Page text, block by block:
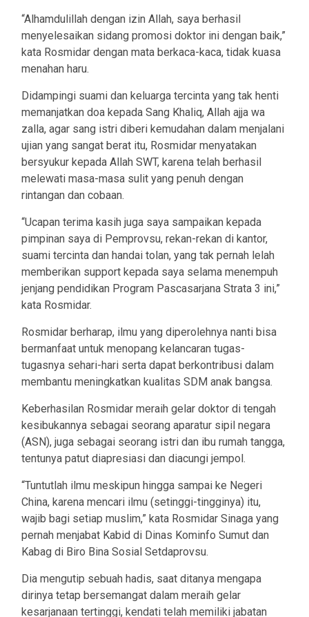
“Alhamdulillah dengan izin Allah, saya berhasil
menyelesaikan sidang promosi doktor ini dengan baik,”
kata Rosmidar dengan mata berkaca-kaca, tidak kuasa
menahan haru.
Didampingi suami dan keluarga tercinta yang tak henti
memanjatkan doa kepada Sang Khaliq, Allah ajja wa
zalla, agar sang istri diberi kemudahan dalam menjalani
ujian yang sangat berat itu, Rosmidar menyatakan
bersyukur kepada Allah SWT, karena telah berhasil
melewati masa-masa sulit yang penuh dengan
rintangan dan cobaan.
“Ucapan terima kasih juga saya sampaikan kepada
pimpinan saya di Pemprovsu, rekan-rekan di kantor,
suami tercinta dan handai tolan, yang tak pernah lelah
memberikan support kepada saya selama menempuh
jenjang pendidikan Program Pascasarjana Strata 3 ini,”
kata Rosmidar.
Rosmidar berharap, ilmu yang diperolehnya nanti bisa
bermanfaat untuk menopang kelancaran tugas-
tugasnya sehari-hari serta dapat berkontribusi dalam
membantu meningkatkan kualitas SDM anak bangsa.
Keberhasilan Rosmidar meraih gelar doktor di tengah
kesibukannya sebagai seorang aparatur sipil negara
(ASN), juga sebagai seorang istri dan ibu rumah tangga,
tentunya patut diapresiasi dan diacungi jempol.
“Tuntutlah ilmu meskipun hingga sampai ke Negeri
China, karena mencari ilmu (setinggi-tingginya) itu,
wajib bagi setiap muslim,” kata Rosmidar Sinaga yang
pernah menjabat Kabid di Dinas Kominfo Sumut dan
Kabag di Biro Bina Sosial Setdaprovsu.
Dia mengutip sebuah hadis, saat ditanya mengapa
dirinya tetap bersemangat dalam meraih gelar
kesarjanaan tertinggi, kendati telah memiliki jabatan